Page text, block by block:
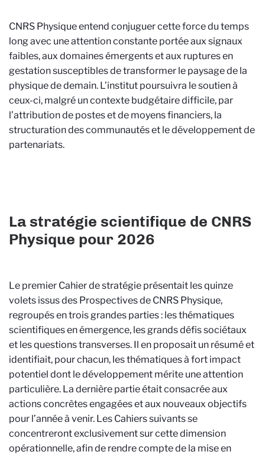
CNRS Physique entend conjuguer cette force du temps
long avec une attention constante portée aux signaux
faibles, aux domaines émergents et aux ruptures en
gestation susceptibles de transformer le paysage de la
physique de demain. L’institut poursuivra le soutien à
ceux-ci, malgré un contexte budgétaire difficile, par
l’attribution de postes et de moyens financiers, la
structuration des communautés et le développement de
partenariats.
La stratégie scientifique de CNRS
Physique pour 2026
Le premier Cahier de stratégie présentait les quinze
volets issus des Prospectives de CNRS Physique,
regroupés en trois grandes parties : les thématiques
scientifiques en émergence, les grands défis sociétaux
et les questions transverses. Il en proposait un résumé et
identifiait, pour chacun, les thématiques à fort impact
potentiel dont le développement mérite une attention
particulière. La dernière partie était consacrée aux
actions concrètes engagées et aux nouveaux objectifs
pour l’année à venir. Les Cahiers suivants se
concentreront exclusivement sur cette dimension
opérationnelle, afin de rendre compte de la mise en